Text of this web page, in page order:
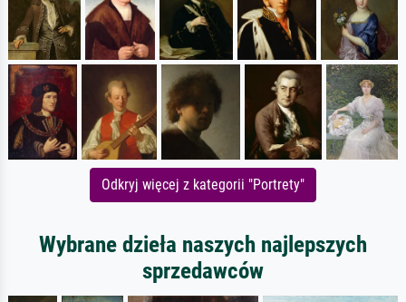
Odkryj więcej z kategorii "Portrety"
Wybrane dzieła naszych najlepszych
sprzedawców